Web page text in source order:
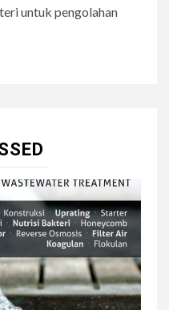
untuk pengolahan